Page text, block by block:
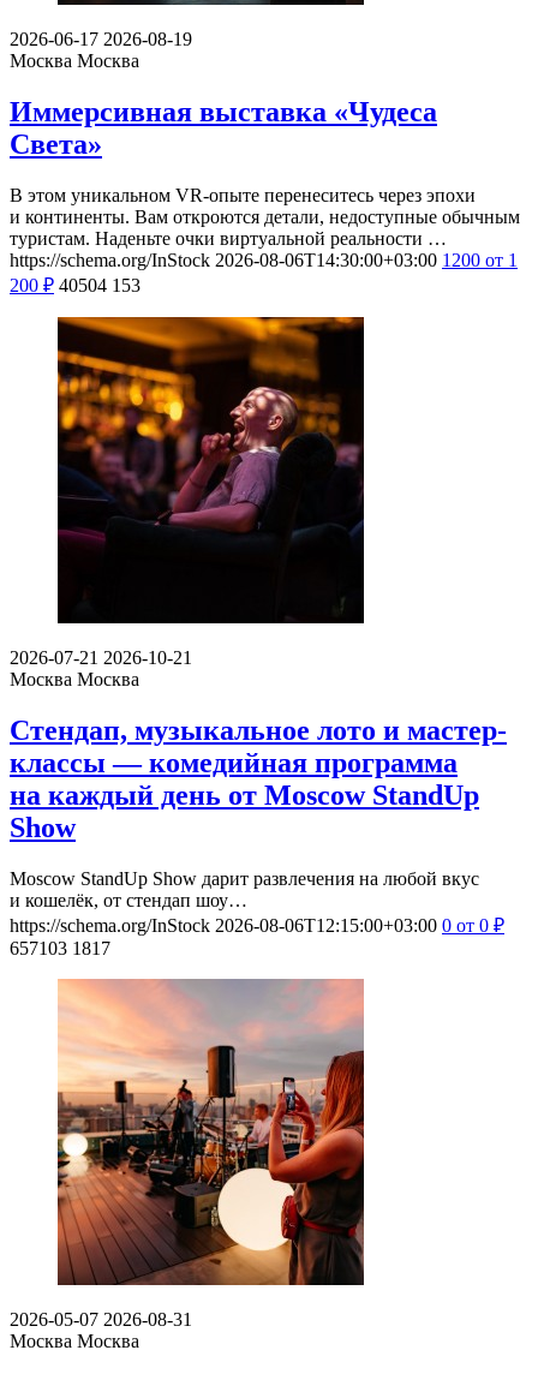
2026-06-17 2026-08-19
Москва Москва
Иммерсивная выставка «Чудеса
Света»
В этом уникальном VR-опыте перенеситесь через эпохи
и континенты. Вам откроются детали, недоступные обычным
туристам. Наденьте очки виртуальной реальности …
https://schema.org/InStock 2026-08-06T14:30:00+03:00 1200 от 1
200 ₽ 40504 153
2026-07-21 2026-10-21
Москва Москва
Стендап, музыкальное лото и мастер-
классы — комедийная программа
на каждый день от Moscow StandUp
Show
Moscow StandUp Show дарит развлечения на любой вкус
и кошелёк, от стендап шоу…
https://schema.org/InStock 2026-08-06T12:15:00+03:00 0 от 0 ₽
657103 1817
2026-05-07 2026-08-31
Москва Москва